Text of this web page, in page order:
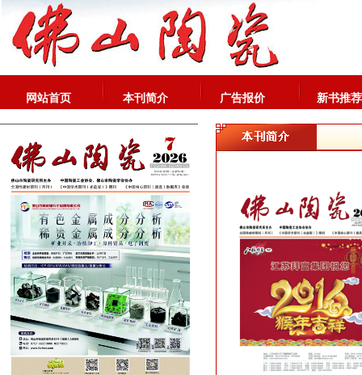
网站首页 本刊简介 广告报价 新书推荐